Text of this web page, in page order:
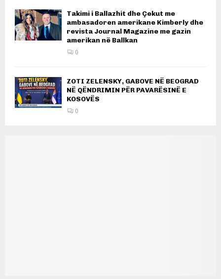
Takimi i Ballazhit dhe Çekut me
ambasadoren amerikane Kimberly dhe
revista Journal Magazine me gazin
amerikan në Ballkan
0
ZOTI ZELENSKY, GABOVE NË BEOGRAD
NË QËNDRIMIN PËR PAVARËSINË E
KOSOVËS
0